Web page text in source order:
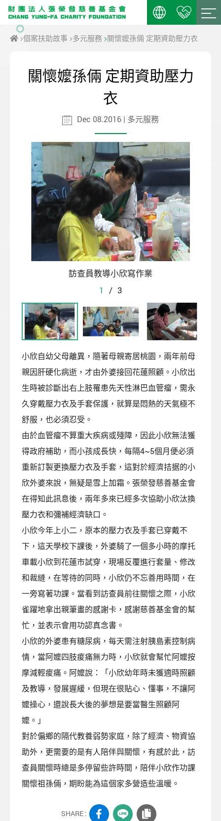
個案扶助故事 多元服務 關懷嬤孫倆 定期資助壓力衣
關懷嬤孫倆 定期資助壓力
衣
Dec 08.2016 | 多元服務
訪查員教導小欣寫作業
1
/ 3
小欣自幼父母離異，隨著母親寄居桃園，兩年前母
親因肝硬化病逝，才由外婆接回花蓮照顧。小欣出
生時被診斷出右上肢罹患先天性淋巴血管瘤，需永
久穿戴壓力衣及手套保護，就算是悶熱的天氣極不
舒服，也必須忍受。
由於血管瘤不算重大疾病或殘障，因此小欣無法獲
得政府補助，而小孩成長快，每隔4~5個月便必須
重新訂製更換壓力衣及手套，這對於經濟拮据的小
欣外婆來說，無疑是雪上加霜。張榮發慈善基金會
在得知此訊息後，兩年多來已經多次協助小欣汰換
壓力衣和彌補經濟缺口。
小欣今年上小二，原本的壓力衣及手套已穿戴不
下，這天學校下課後，外婆騎了一個多小時的摩托
車載小欣到花蓮市試穿，現場反覆進行套量、修改
和裁縫，在等待的同時，小欣仍不忘善用時間，在
一旁寫著功課。當看到訪查員前往關懷之際，小欣
雀躍地拿出親筆畫的感謝卡，感謝慈善基金會的幫
忙，並表示會用功認真念書。
小欣的外婆患有糖尿病，每天需注射胰島素控制病
情，當阿嬤四肢痠痛無力時，小欣就會幫忙阿嬤按
摩減輕痠痛。阿嬤說：「小欣幼年時未獲適時照顧
及教導，發展遲緩，但現在很貼心、懂事，不讓阿
嬤操心，還說長大後的夢想是要當醫生照顧阿
嬤。」
對於偏鄉的隔代教養弱勢家庭，除了經濟、物資協
助外，更需要的是有人陪伴與關懷，有感於此，訪
查員關懷時總是多停留些許時間，陪伴小欣作功課
關懷祖孫倆，期盼能為這個家多營造些溫暖。
SHARE :